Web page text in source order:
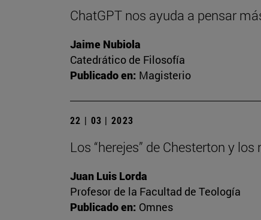
ChatGPT nos ayuda a pensar
Jaime Nubiola
Catedrático de Filosofía
Publicado en: Magisterio
22 | 03 | 2023
Los “herejes” de Chesterton y los
Juan Luis Lorda
Profesor de la Facultad de Teología
Publicado en: Omnes